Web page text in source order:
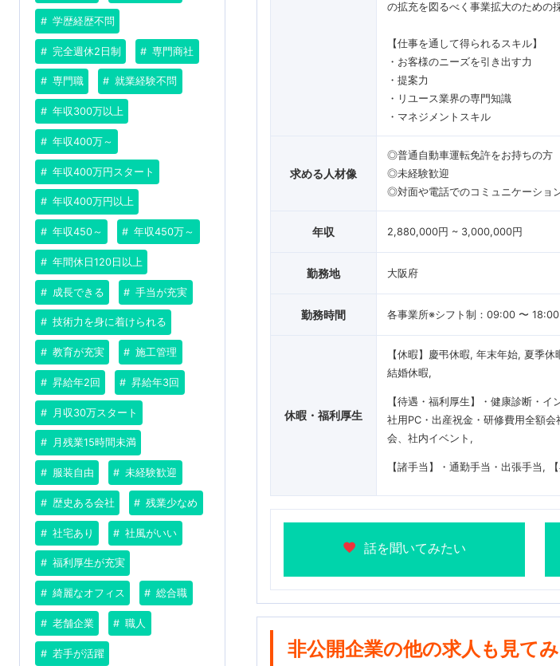
学歴経歴不問
完全週休2日制 専門商社
専門職 就業経験不問
年収300万以上
年収400万～
年収400万円スタート
年収400万円以上
年収450～ 年収450万～
年間休日120日以上
成長できる 手当が充実
技術力を身に着けられる
教育が充実 施工管理
昇給年2回 昇給年3回
月収30万スタート
月残業15時間未満
服装自由 未経験歓迎
歴史ある会社 残業少なめ
社宅あり 社風がいい
福利厚生が充実
綺麗なオフィス 総合職
老舗企業 職人
若手が活躍
の拡充を図るべく事業拡大のための
【仕事を通して得られるスキル】
・お客様のニーズを引き出す力
・提案力
・リユース業界の専門知識
・マネジメントスキル
求める人材像
◎普通自動車運転免許をお持ちの方
◎未経験歓迎
◎対面や電話でのコミュニケーショ
年収 2,880,000円 ~ 3,000,000円
勤務地 大阪府
勤務時間 各事業所※シフト制：09:00 〜 18:00
休暇・福利厚生
【休暇】慶弔休暇, 年末年始, 夏季
結婚休暇
【待遇・福利厚生】・健康診断・
社用PC・出産祝金・研修費用全額
会、社内イベント
【諸手当】・通勤手当・出張手当
話を聞いてみたい
非公開企業の他の求人も見て